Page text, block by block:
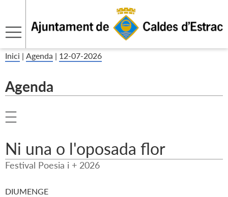
Inici | Agenda | 12-07-2026
Agenda
Ni una o l'oposada flor
Festival Poesia i + 2026
DIUMENGE